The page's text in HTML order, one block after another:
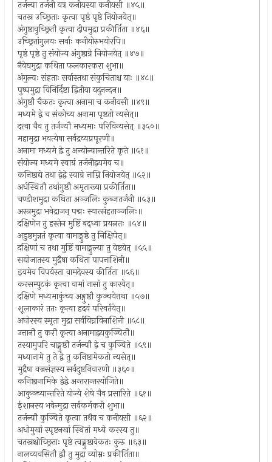
तर्जन्या तर्जनी यत्र कनीयस्या कनीयसी ॥४५॥
चतस्र उच्छ्रिताः कृत्वा पृष्ठं पृष्ठे नियोजयेत्॥
अंगुष्ठावुच्छ्रितौ कृत्वा दीपमुद्रा प्रकीर्तिता ॥४६॥
उच्छ्रितांगुलयः सर्वाः कनीयोरुभयोरपि॥
पृष्ठं पृष्ठे तु संयोज्य अंगुष्ठाग्रे नियोजयेत् ॥४७॥
नैवेद्यमुद्रा कथिता फलकारकरा शुभा॥
अंगुल्यः संहताः सर्वास्तथा संकुचिताश्च याः ॥४८॥
पुष्पमुद्रा विनिर्दिष्टा द्वितीया यदुनन्दन॥
अंगुष्ठौ चैकतः कृत्वा अनामा च कनीयसी ॥४९॥
मध्यमे द्वे च संकोच्य अनामा पृष्ठतो न्यसेत्॥
दत्त्वा चैव तु तर्जन्यौ मध्यमाः परिविन्यसेत् ॥३५०॥
महामुद्रा भवत्येषा सर्वद्रव्यप्रपूरणी॥
अनामा मध्यमे द्वे तु अन्योन्यान्तरिते कृते ॥५१॥
संयोज्य मध्यमे स्वाग्रं तर्जनीद्वयमेव च॥
कनिष्ठाद्ये तथा द्वेद्वे स्वाग्रे नाम्नि नियोजयेत् ॥५२॥
अर्धस्थितौ तथांगुष्ठौ अमृताख्या प्रकीर्तिता॥
चण्डीशमुद्रा कथिता अञ्जलिः कुब्जतर्जनी ॥५३॥
अस्त्रमुद्रा भवेद्राजन् पद्मः स्यात्संहताञ्जलिः॥
दक्षिणेन तु हस्तेन मुष्टिं बद्ध्वा प्रयत्नतः ॥५४॥
अडुष्ठमुन्नतं कृत्वा वामाङ्गुष्ठे तु निक्षिपेत्॥
दक्षिणां च तथा मुष्टिं वामाङ्गुल्या तु वेष्टयेत् ॥५५॥
सद्योजातस्य मुद्रैषा कथिता पापनाशिनी॥
इयमेव विपर्यस्ता वामदेवस्य कीर्तिता ॥५६॥
करसम्पुटकं कृत्वा वामां नासां तु कारयेत्॥
दक्षिणे मध्यमाकुंच्य अङ्गुष्ठौ कुञ्चयेत्तथा ॥५७॥
शूलाकारं ततः कृत्वा हदयं परिवर्तयेत्॥
अघोरस्य स्मृता मुद्रा सर्वविघ्नविनाशिनी ॥५८॥
उत्तानौ तु करौ कृत्वा अनामाद्वयकुञ्चितौ॥
तस्यामुपरि चाङ्गुष्ठौ तर्जन्यौ द्वे च कुञ्चिते ॥५९॥
मध्यानामे तु ते द्वे तु कनिष्ठामेकतो न्यसेत्॥
मुद्रैषा वज्रसंज्ञस्य सर्वदुष्टनिवारणी ॥३६०॥
कनिष्ठानामिके द्वेद्वे अन्तरान्तरयोजिते॥
आकुञ्च्यान्तरिते योज्ये शेषे चैव प्रसारिते ॥६१॥
ईशानस्य भवेन्मुद्रा सर्वकर्मकरी शुभा॥
तर्जन्यौ कुञ्चिते कृत्वा तथैव च कनीयसी ॥६२॥
अधोमुखां स्पृष्टनखां स्थितां मध्ये करस्य तु॥
चतस्रश्चोच्छ्रिताः पृष्ठे त्वङ्गुष्ठावेकतः कुरु ॥६३॥
नालव्यवसितौ द्वौ तु मुद्रा व्योम्नः प्रकीर्तिता॥